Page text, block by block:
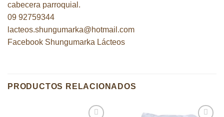
cabecera parroquial.
09 92759344
lacteos.shungumarka@hotmail.com
Facebook Shungumarka Lácteos
PRODUCTOS RELACIONADOS